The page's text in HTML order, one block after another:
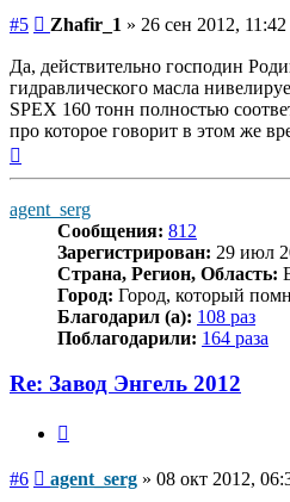
#5 Сообщение
Zhafir_1 » 26 сен 2012, 11:42
Да, действительно господин
гидравлического масла
SPEX 160 тонн полностью
про которое говорит в этом же
agent_serg
Сообщения: 812
Зарегистрирован: 29 июл
Страна, Регион, Область:
Город: Город, который
Благодарил (а): 108 раз
Поблагодарили: 164 раза
Re: Завод Энгель 2012
#6 Сообщение
agent_serg » 08 окт 2012,